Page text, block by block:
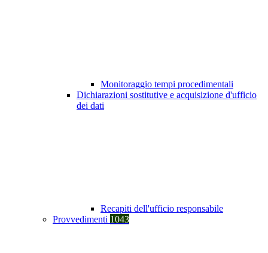
Monitoraggio tempi procedimentali
Dichiarazioni sostitutive e acquisizione d'ufficio
dei dati
Recapiti dell'ufficio responsabile
Provvedimenti 1043